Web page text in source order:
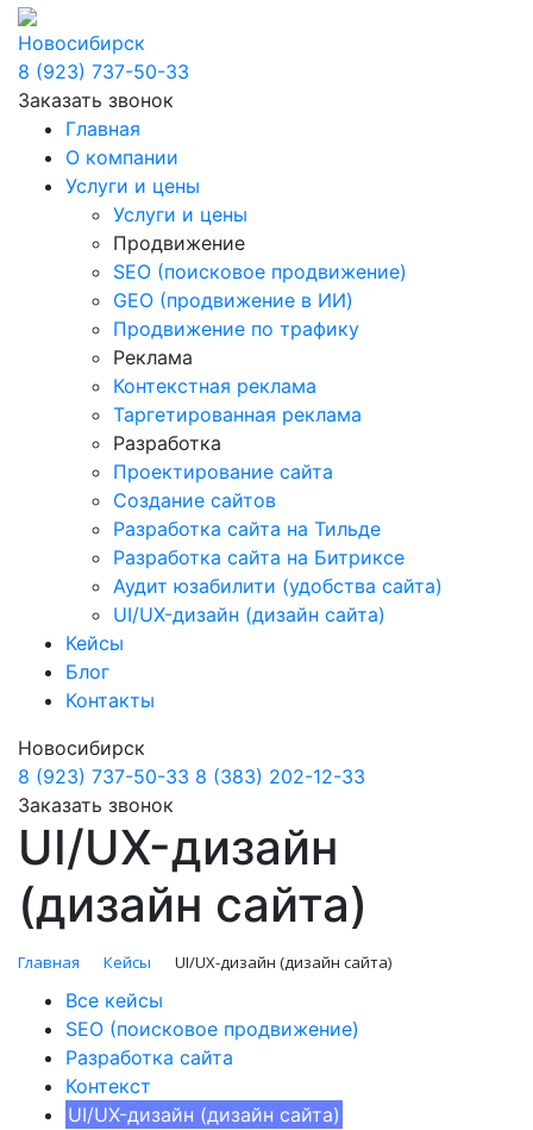
Новосибирск
8 (923) 737-50-33
Заказать звонок
Главная
О компании
Услуги и цены
Услуги и цены
Продвижение
SEO (поисковое продвижение)
GEO (продвижение в ИИ)
Продвижение по трафику
Реклама
Контекстная реклама
Таргетированная реклама
Разработка
Проектирование сайта
Создание сайтов
Разработка сайта на Тильде
Разработка сайта на Битриксе
Аудит юзабилити (удобства сайта)
UI/UX-дизайн (дизайн сайта)
Кейсы
Блог
Контакты
Новосибирск
8 (923) 737-50-33 8 (383) 202-12-33
Заказать звонок
UI/UX-дизайн
(дизайн сайта)
Главная Кейсы UI/UX-дизайн (дизайн сайта)
Все кейсы
SEO (поисковое продвижение)
Разработка сайта
Контекст
UI/UX-дизайн (дизайн сайта)